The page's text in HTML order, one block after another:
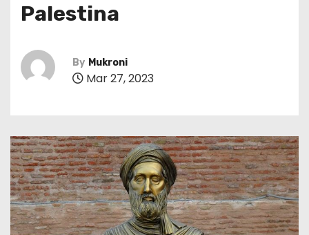
Palestina
By Mukroni
Mar 27, 2023